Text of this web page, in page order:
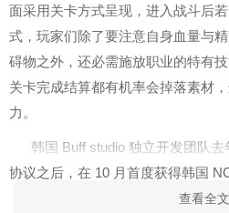
面采用关卡方式呈现，进入战斗后
式，玩家们除了要注意自身血量与
碍物之外，还必需施放职业的特有
关卡完成结算都有机率会掉落素材
力。
韩国 Buff studio 独立开发团队
协议之后，在 10 月首度获得韩国
资，目前旗下致力于开发多元化的
查看全文